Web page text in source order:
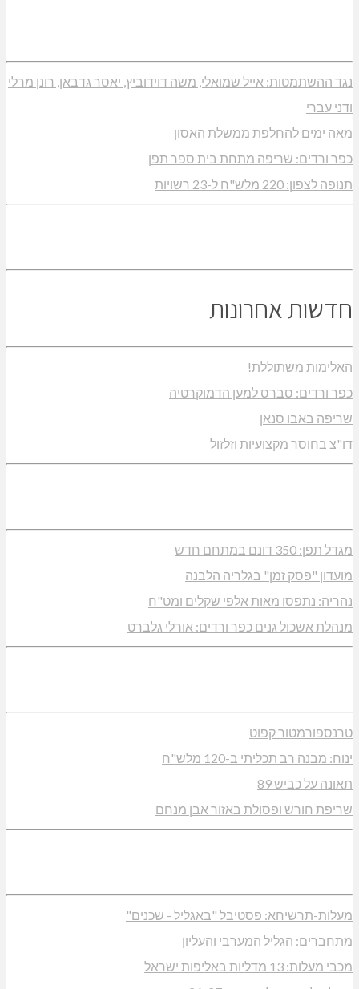
נגד ההשתמטות: אייל שמואלי, משה דוידוביץ, יאסר גדבאן, רונן מרלי
ודני עברי
מאה ימים להחלפת ממשלת האסון
כפר ורדים: שריפה מתחת בית ספר תפן
תנופה לצפון: 220 מלש"ח ל-23 רשויות
חדשות אחרונות
האלימות משתוללת!
כפר ורדים: סברס למען הדמוקרטיה
שריפה באבו סנאן
דו"צ בחוסר מקצועיות וזלזול
מגדל תפן: 350 דונם במתחם חדש
מועדון "פסק זמן" בגלריה הלבנה
נהריה: נתפסו מאות אלפי שקלים ומט"ח
מנהלת אשכול גנים כפר ורדים: אורלי גלברט
טרנספורמטור קפוט
ינוח: מבנה רב תכליתי ב-120 מלש"ח
תאונה על כביש 89
שריפת חורש ופסולת באזור אבן מנחם
מעלות-תרשיחא: פסטיבל "באגליל - שכנים"
מתחברים: הגליל המערבי והעליון
מכבי מעלות: 13 מדליות באליפות ישראל